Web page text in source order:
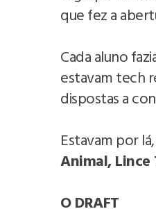
que fez a
Cada aluno
estavam tech
dispostas a
Estavam por
Animal,
O DRAFT